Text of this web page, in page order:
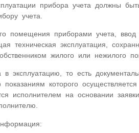
прибора учета должны
учета.
помещения приборами учета, ввод
техническая эксплуатация,
жилого или нежилого
в эксплуатацию, то есть
которого
исполнителем на основании